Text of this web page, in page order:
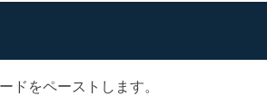
ドをペーストします。